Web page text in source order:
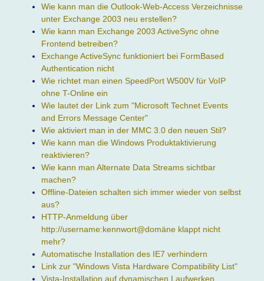
Wie kann man die Outlook-Web-Access Verzeichnisse
unter Exchange 2003 neu erstellen?
Wie kann man Exchange 2003 ActiveSync ohne
Frontend betreiben?
Exchange ActiveSync funktioniert bei FormBased
Authentication nicht
Wie richtet man einen SpeedPort W500V für VoIP
ohne T-Online ein
Wie lautet der Link zum "Microsoft Technet Events
and Errors Message Center"
Wie aktiviert man in der MMC 3.0 den neuen Stil?
Wie kann man die Windows Produktaktivierung
reaktivieren?
Wie kann man Alternate Data Streams sichtbar
machen?
Offline-Dateien schalten sich immer wieder von selbst
aus?
HTTP-Anmeldung über
http://username:kennwort@domäne klappt nicht
mehr?
Automatische Installation des IE7 verhindern
Link zur "Windows Vista Hardware Compatibility List"
Vista-Installation auf dynamischen Laufwerken